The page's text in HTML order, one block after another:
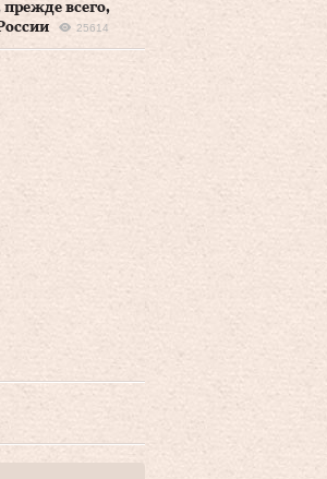
прежде всего,
25614